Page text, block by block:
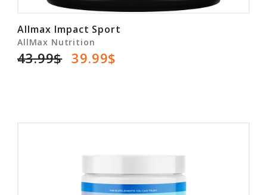
Allmax Impact Sport
AllMax Nutrition
43.99$ 39.99$